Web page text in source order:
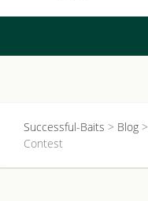
Successful-Baits > Blog >
Contest